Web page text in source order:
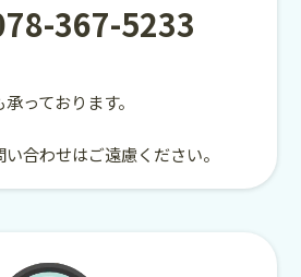
367-5233
っております。
合わせはご遠慮ください。